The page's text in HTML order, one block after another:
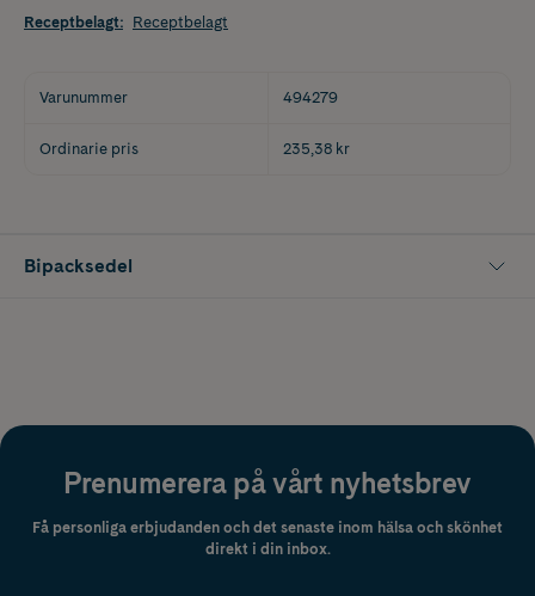
Receptbelagt: Receptbelagt
Varunummer 494279
Ordinarie pris 235,38 kr
Bipacksedel
Prenumerera på vårt nyhetsbrev
Få personliga erbjudanden och det senaste inom hälsa och skönhet
direkt i din inbox.